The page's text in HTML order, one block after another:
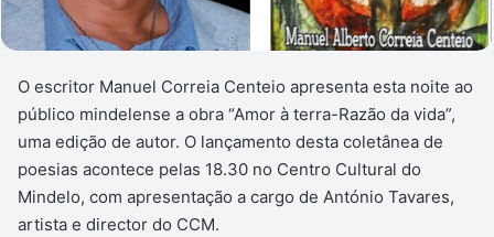
O escritor Manuel Correia Centeio apresenta esta noite ao
público mindelense a obra “Amor à terra-Razão da vida”,
uma edição de autor. O lançamento desta coletânea de
poesias acontece pelas 18.30 no Centro Cultural do
Mindelo, com apresentação a cargo de António Tavares,
artista e director do CCM.